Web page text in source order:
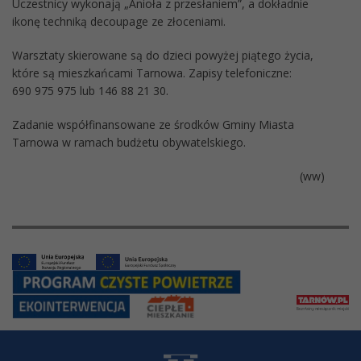
Uczestnicy wykonają „Anioła z przesłaniem”, a dokładnie
ikonę techniką decoupage ze złoceniami.
Warsztaty skierowane są do dzieci powyżej piątego życia,
które są mieszkańcami Tarnowa. Zapisy telefoniczne:
690 975 975 lub 146 88 21 30.
Zadanie współfinansowane ze środków Gminy Miasta
Tarnowa w ramach budżetu obywatelskiego.
(ww)